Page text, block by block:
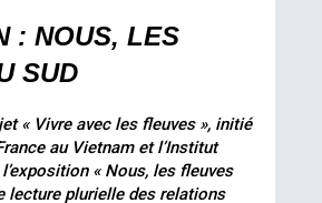
: NOUS, LES
SUD
« Vivre avec les fleuves », initié
au Vietnam et l’Institut
« Nous, les fleuves
lecture plurielle des relations